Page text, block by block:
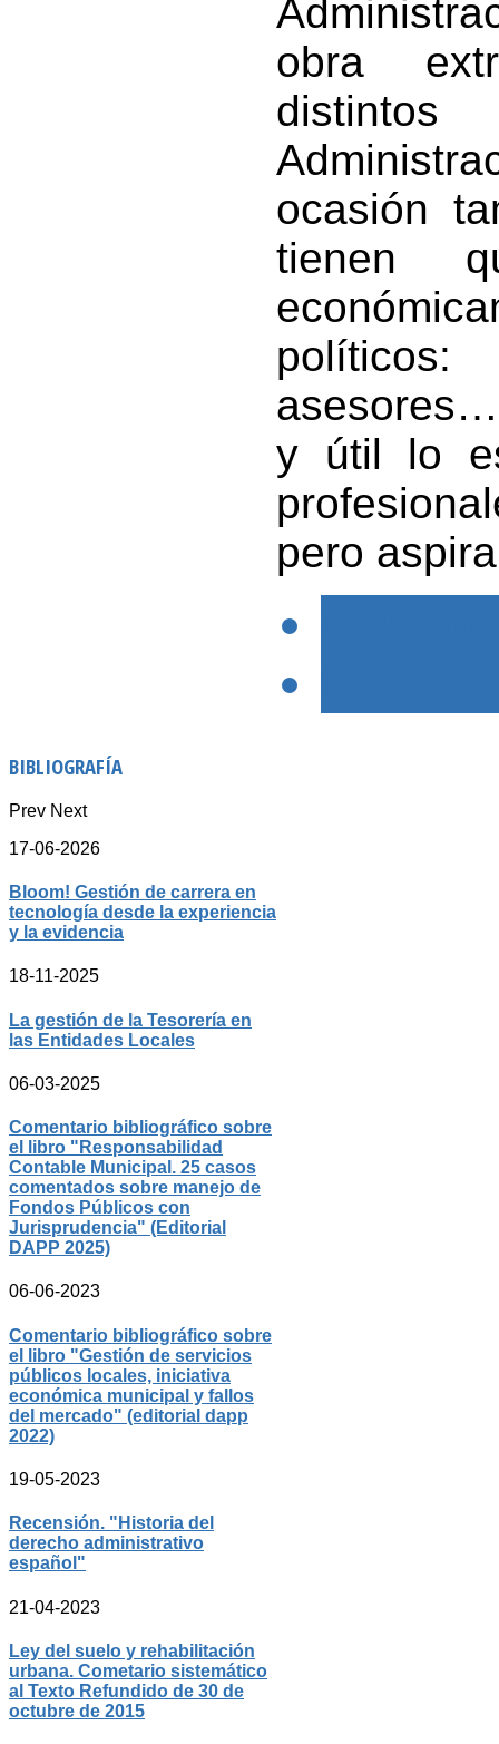
obra
ocasión
tienen
y útil lo
pero
BIBLIOGRAFÍA
Prev Next
17-06-2026
Bloom! Gestión de carrera en
tecnología desde la experiencia
y la evidencia
18-11-2025
La gestión de la Tesorería en
las Entidades Locales
06-03-2025
Comentario bibliográfico sobre
el libro "Responsabilidad
Contable Municipal. 25 casos
comentados sobre manejo de
Fondos Públicos con
Jurisprudencia" (Editorial
DAPP 2025)
06-06-2023
Comentario bibliográfico sobre
el libro "Gestión de servicios
públicos locales, iniciativa
económica municipal y fallos
del mercado" (editorial dapp
2022)
19-05-2023
Recensión. "Historia del
derecho administrativo
español"
21-04-2023
Ley del suelo y rehabilitación
urbana. Cometario sistemático
al Texto Refundido de 30 de
octubre de 2015